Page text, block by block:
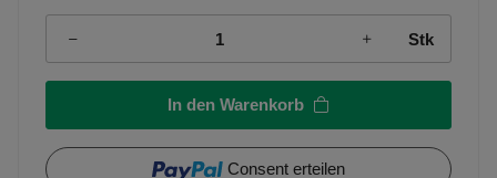
Stk
In den Warenkorb
Consent erteilen